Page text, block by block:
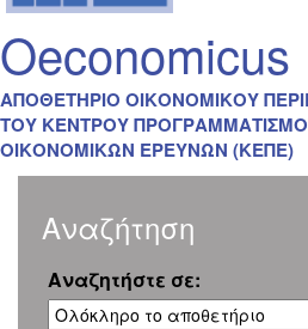
Oeconomicus
ΑΠΟΘΕΤΗΡΙΟ ΟΙΚΟΝΟΜΙΚΟΥ
ΤΟΥ ΚΕΝΤΡΟΥ
ΟΙΚΟΝΟΜΙΚΩΝ ΕΡΕΥΝΩΝ (ΚΕΠΕ)
Αναζήτηση
Αναζητήστε σε: